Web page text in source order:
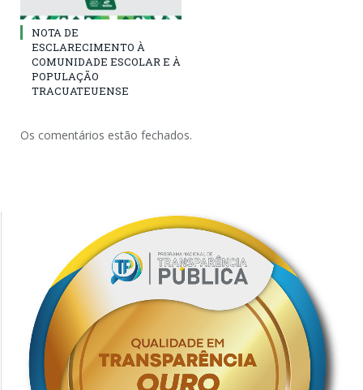
NOTA DE
ESCLARECIMENTO À
COMUNIDADE ESCOLAR E À
POPULAÇÃO
TRACUATEUENSE
Os comentários estão fechados.